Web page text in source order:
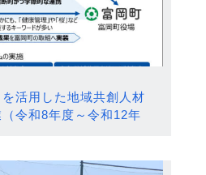
活用した地域共創人材
令和8年度～令和12年